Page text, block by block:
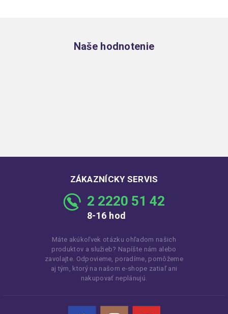
Naše hodnotenie
ZÁKAZNÍCKY SERVIS
2 2220 51 42
8-16 hod
Máte akúkoľvek otázku ohľadom našich
produktov a služieb? Napíšte nám alebo
zavolajte. Odpovieme, poradíme, pomôžeme
aj tým, ktorý na našom e-shope zatiaľ ani
nakupovať neplánujú.